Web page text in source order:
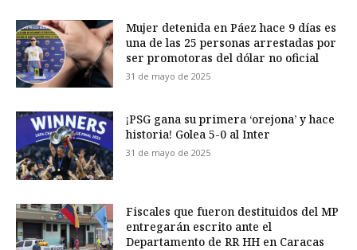
Mujer detenida en Páez hace 9 días es
una de las 25 personas arrestadas por
ser promotoras del dólar no oficial
31 de mayo de 2025
¡PSG gana su primera ‘orejona’ y hace
historia! Golea 5-0 al Inter
31 de mayo de 2025
Fiscales que fueron destituidos del MP
entregarán escrito ante el
Departamento de RR HH en Caracas